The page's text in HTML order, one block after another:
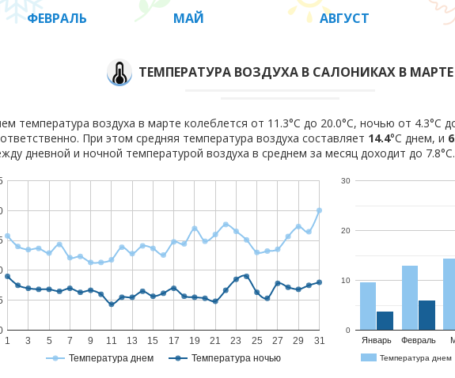
ФЕВРАЛЬ
МАЙ
АВГУСТ
ТЕМПЕРАТУРА ВОЗДУХА В САЛОНИКАХ В МАРТЕ
температура воздуха в марте колеблется от 11.3°C до 20.0°C, ночью от 4.3°C
При этом средняя температура воздуха составляет 14.4°C днем, и
дневной и ночной температурой воздуха в среднем за месяц доходит до 7.8°С.
Температура днем Температура ночью
1 3 5 7 9 11 13 15 17 19 21 23 25 27 29 31
Температура днем
Январь Февраль
0
10
20
30